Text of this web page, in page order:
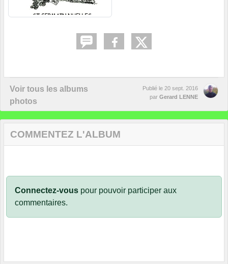
Voir tous les albums
photos
Publié le 20 sept. 2016
par Gerard LENNE
COMMENTEZ L'ALBUM
Connectez-vous pour pouvoir participer aux
commentaires.